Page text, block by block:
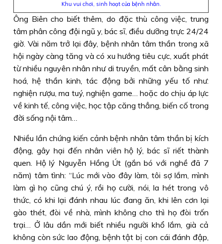
Khu vui chơi, sinh hoạt của bệnh nhân.
Ông Biên cho biết thêm, do đặc thù công việc, trung
tâm phân công đội ngũ y, bác sĩ, điều dưỡng trực 24/24
giờ. Vài năm trở lại đây, bệnh nhân tâm thần trong xã
hội ngày càng tăng và có xu hướng tiêu cực, xuất phát
từ nhiều nguyên nhân như di truyền, mất cân bằng sinh
hoá, hệ thần kinh, tác động bởi những yếu tố như:
nghiện rượu, ma tuý, nghiện game… hoặc do chịu áp lực
về kinh tế, công việc, học tập căng thẳng, biến cố trong
đời sống nội tâm…
Nhiều lần chứng kiến cảnh bệnh nhân tâm thần bị kích
động, gây hại đến nhân viên hộ lý, bác sĩ riết thành
quen. Hộ lý Nguyễn Hồng Út (gắn bó với nghề đã 7
năm) tâm tình: “Lúc mới vào đây làm, tôi sợ lắm, mình
làm gì họ cũng chú ý, rồi họ cười, nói, la hét trong vô
thức, có khi lại đánh nhau lúc đang ăn, khi lên cơn lại
gào thét, đòi về nhà, mình không cho thì họ đòi trốn
trại… Ở lâu dần mới biết nhiều người khổ lắm, già cả
không còn sức lao động, bệnh tật bị con cái đánh đập,